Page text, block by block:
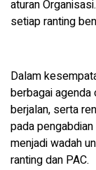
aturan
setiap ranting
‎Dalam
berbagai agenda
berjalan, serta
pada
menjadi wadah
ranting dan PAC.